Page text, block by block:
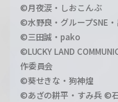
©月夜涙・しおこんぶ
©水野良・グループSNE
©三田誠・pako
©LUCKY LAND
作委員会
©葵せきな・狗神煌
©あざの耕平・すみ兵 ©